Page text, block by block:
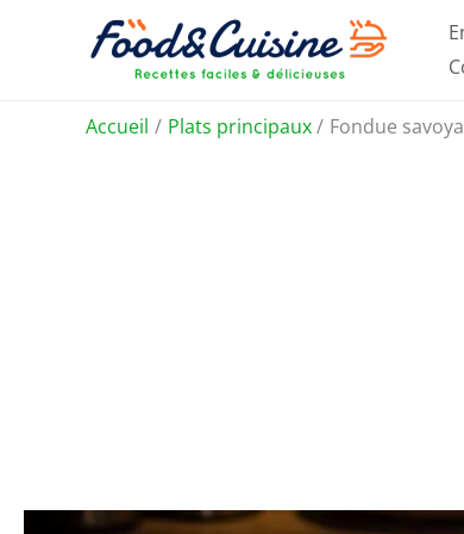
Accueil Plats principaux Fondue